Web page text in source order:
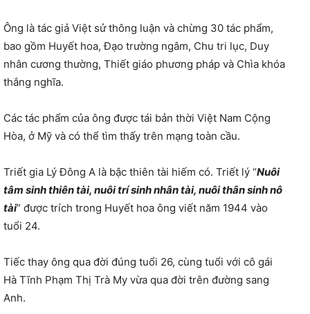
Ông là tác giả Việt sử thông luận và chừng 30 tác phẩm,
bao gồm Huyết hoa, Ðạo trường ngâm, Chu tri lục, Duy
nhân cương thường, Thiết giáo phương pháp và Chìa khóa
thắng nghĩa.
Các tác phẩm của ông được tái bản thời Việt Nam Cộng
Hòa, ở Mỹ và có thể tìm thấy trên mạng toàn cầu.
Triết gia Lý Đông A là bậc thiên tài hiếm có. Triết lý “Nuôi
tâm sinh thiên tài, nuôi trí sinh nhân tài, nuôi thân sinh nô
tài” được trích trong Huyết hoa ông viết năm 1944 vào
tuổi 24.
Tiếc thay ông qua đời đúng tuổi 26, cùng tuổi với cô gái
Hà Tĩnh Phạm Thị Trà My vừa qua đời trên đường sang
Anh.